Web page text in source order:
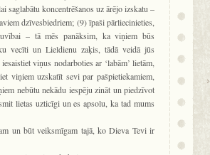
saglabātu koncentrēšanos uz ārējo izskatu –
dzīvesbiedriem; (9) īpaši pārliecinieties,
– tā mēs panāksim, ka viņiem būs
vecīti un Lieldienu zaķis, tādā veidā jūs
viņus nodarboties ar ‘labām’ lietām,
viņiem uzskatīt sevi par pašpietiekamiem,
nebūtu nekādu iespēju zināt un piedzīvot
lietas uzticīgi un es apsolu, ka tad mums
un būt veiksmīgam tajā, ko Dieva Tevi ir